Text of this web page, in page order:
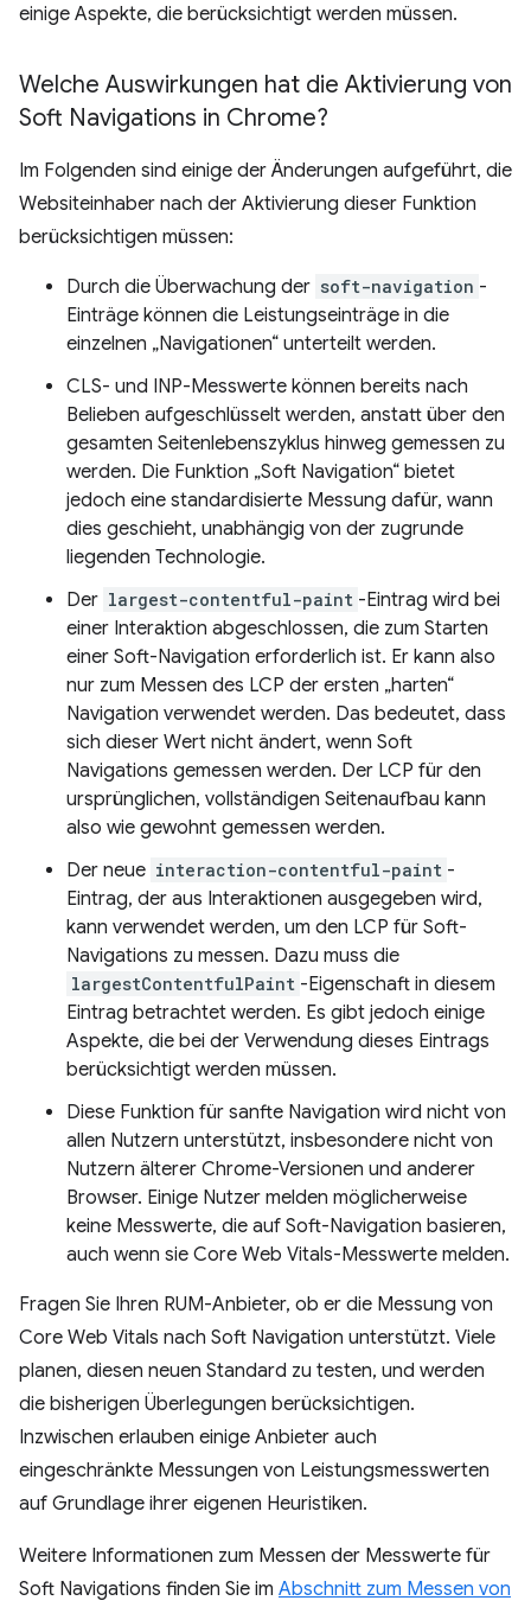
einige Aspekte, die berücksichtigt werden müssen.
Welche Auswirkungen hat die Aktivierung von
Soft Navigations in Chrome?
Im Folgenden sind einige der Änderungen aufgeführt, die
Websiteinhaber nach der Aktivierung dieser Funktion
berücksichtigen müssen:
Durch die Überwachung der soft-navigation -
Einträge können die Leistungseinträge in die
einzelnen „Navigationen“ unterteilt werden.
CLS- und INP-Messwerte können bereits nach
Belieben aufgeschlüsselt werden, anstatt über den
gesamten Seitenlebenszyklus hinweg gemessen zu
werden. Die Funktion „Soft Navigation“ bietet
jedoch eine standardisierte Messung dafür, wann
dies geschieht, unabhängig von der zugrunde
liegenden Technologie.
Der largest-contentful-paint -Eintrag wird bei
einer Interaktion abgeschlossen, die zum Starten
einer Soft-Navigation erforderlich ist. Er kann also
nur zum Messen des LCP der ersten „harten“
Navigation verwendet werden. Das bedeutet, dass
sich dieser Wert nicht ändert, wenn Soft
Navigations gemessen werden. Der LCP für den
ursprünglichen, vollständigen Seitenaufbau kann
also wie gewohnt gemessen werden.
Der neue interaction-contentful-paint -
Eintrag, der aus Interaktionen ausgegeben wird,
kann verwendet werden, um den LCP für Soft-
Navigations zu messen. Dazu muss die
largestContentfulPaint -Eigenschaft in diesem
Eintrag betrachtet werden. Es gibt jedoch einige
Aspekte, die bei der Verwendung dieses Eintrags
berücksichtigt werden müssen.
Diese Funktion für sanfte Navigation wird nicht von
allen Nutzern unterstützt, insbesondere nicht von
Nutzern älterer Chrome-Versionen und anderer
Browser. Einige Nutzer melden möglicherweise
keine Messwerte, die auf Soft-Navigation basieren,
auch wenn sie Core Web Vitals-Messwerte melden.
Fragen Sie Ihren RUM-Anbieter, ob er die Messung von
Core Web Vitals nach Soft Navigation unterstützt. Viele
planen, diesen neuen Standard zu testen, und werden
die bisherigen Überlegungen berücksichtigen.
Inzwischen erlauben einige Anbieter auch
eingeschränkte Messungen von Leistungsmesswerten
auf Grundlage ihrer eigenen Heuristiken.
Weitere Informationen zum Messen der Messwerte für
Soft Navigations finden Sie im Abschnitt zum Messen von